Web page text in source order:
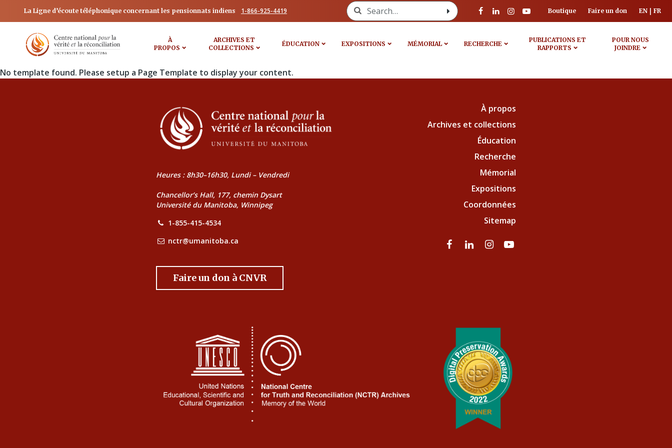
La Ligne d’écoute téléphonique concernant les pensionnats indiens 1-866-925-4419 Search for: Boutique Faire un don EN FR
À
PROPOS
ARCHIVES ET
COLLECTIONS
ÉDUCATION EXPOSITIONS MÉMORIAL RECHERCHE
PUBLICATIONS ET
RAPPORTS
POUR NOUS
JOINDRE
No template found. Please setup a Page Template to display your content.
Heures : 8h30–16h30, Lundi – Vendredi
Chancellor’s Hall, 177, chemin Dysart
Université du Manitoba, Winnipeg
1-855-415-4534
nctr@umanitoba.ca
Faire un don à CNVR
À propos
Archives et collections
Éducation
Recherche
Mémorial
Expositions
Coordonnées
Sitemap